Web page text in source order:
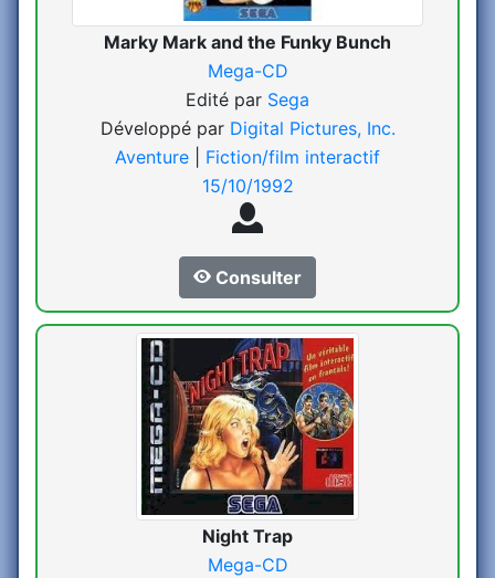
Marky Mark and the Funky Bunch
Mega-CD
Edité par Sega
Développé par Digital Pictures, Inc.
Aventure
Fiction/film interactif
15/10/1992
Consulter
Night Trap
Mega-CD